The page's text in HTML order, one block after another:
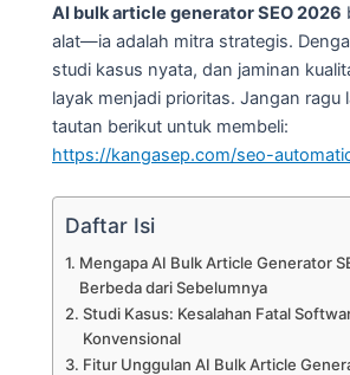
AI bulk article generator SEO 2026
alat—ia adalah mitra strategis.
studi kasus nyata, dan jaminan
layak menjadi prioritas. Jangan ragu
tautan berikut untuk membeli:
https://kangasep.com/seo-
Daftar Isi
Mengapa AI Bulk Article Generator
Berbeda dari Sebelumnya
Studi Kasus: Kesalahan Fatal
Konvensional
Fitur Unggulan AI Bulk Article